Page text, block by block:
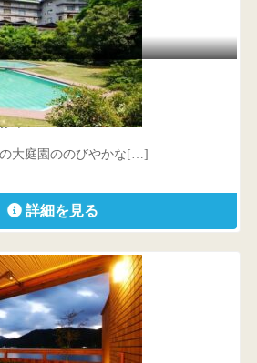
月庭
島1016-2
大庭園ののびやかな[…]
詳細を見る